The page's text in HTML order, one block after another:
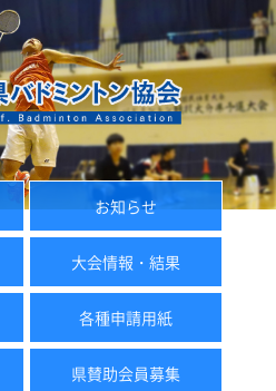
お知らせ
大会情報・結果
各種申請用紙
県賛助会員募集